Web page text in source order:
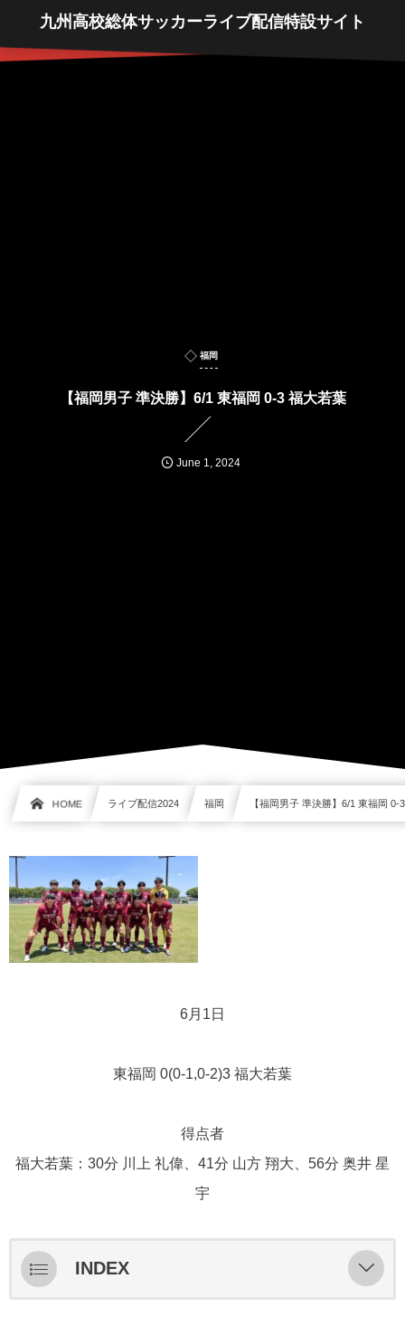
九州高校総体サッカーライブ配信特設サイト
福岡
【福岡男子 準決勝】6/1 東福岡 0-3 福大若葉
June 1, 2024
HOME ライブ配信2024 福岡 【福岡男子 準決勝】6/1 東福岡 0-
6月1日
東福岡 0(0-1,0-2)3 福大若葉
得点者
福大若葉：30分 川上 礼偉、41分 山方 翔大、56分 奥井 星
宇
INDEX